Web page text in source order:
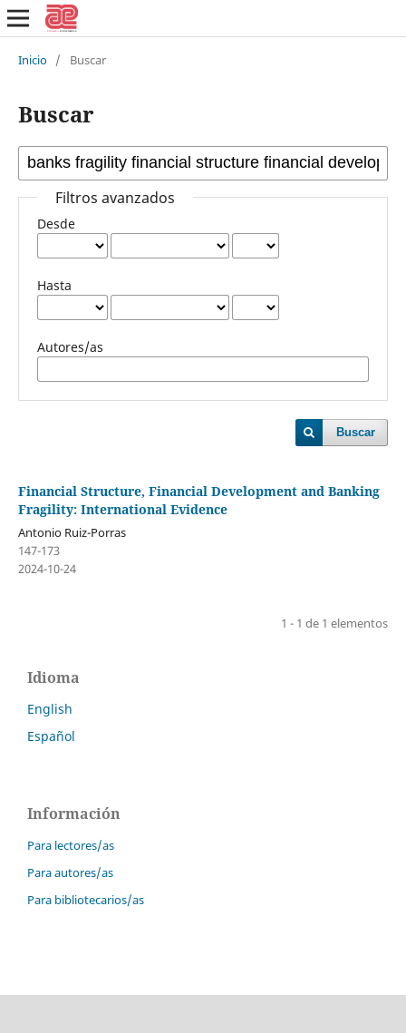
Inicio / Buscar
Buscar
Filtros avanzados
Desde
Hasta
Autores/as
Buscar
Financial Structure, Financial Development and Banking
Fragility: International Evidence
Antonio Ruiz-Porras
147-173
2024-10-24
1 - 1 de 1 elementos
Idioma
English
Español
Información
Para lectores/as
Para autores/as
Para bibliotecarios/as